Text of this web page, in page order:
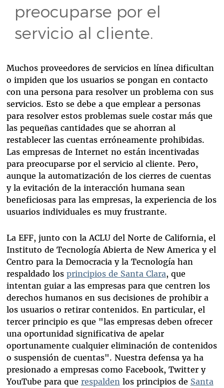
preocuparse por el
servicio al cliente.
Muchos proveedores de servicios en línea dificultan
o impiden que los usuarios se pongan en contacto
con una persona para resolver un problema con sus
servicios. Esto se debe a que emplear a personas
para resolver estos problemas suele costar más que
las pequeñas cantidades que se ahorran al
restablecer las cuentas erróneamente prohibidas.
Las empresas de Internet no están incentivadas
para preocuparse por el servicio al cliente. Pero,
aunque la automatización de los cierres de cuentas
y la evitación de la interacción humana sean
beneficiosas para las empresas, la experiencia de los
usuarios individuales es muy frustrante.
La EFF, junto con la ACLU del Norte de California, el
Instituto de Tecnología Abierta de New America y el
Centro para la Democracia y la Tecnología han
respaldado los principios de Santa Clara, que
intentan guiar a las empresas para que centren los
derechos humanos en sus decisiones de prohibir a
los usuarios o retirar contenidos. En particular, el
tercer principio es que "las empresas deben ofrecer
una oportunidad significativa de apelar
oportunamente cualquier eliminación de contenidos
o suspensión de cuentas". Nuestra defensa ya ha
presionado a empresas como Facebook, Twitter y
YouTube para que respaldenlos principios de Santa